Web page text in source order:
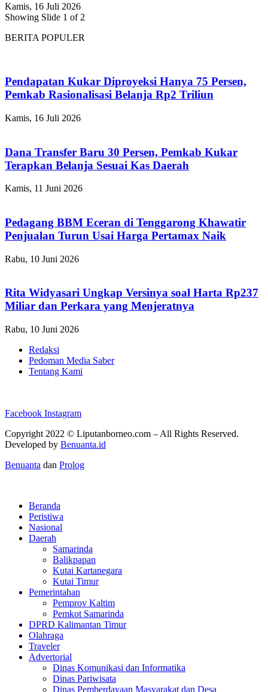
Kamis, 16 Juli 2026
Showing Slide 1 of 2
BERITA POPULER
Pendapatan Kukar Diproyeksi Hanya 75 Persen,
Pemkab Rasionalisasi Belanja Rp2 Triliun
Kamis, 16 Juli 2026
Dana Transfer Baru 30 Persen, Pemkab Kukar
Terapkan Belanja Sesuai Kas Daerah
Kamis, 11 Juni 2026
Pedagang BBM Eceran di Tenggarong Khawatir
Penjualan Turun Usai Harga Pertamax Naik
Rabu, 10 Juni 2026
Rita Widyasari Ungkap Versinya soal Harta Rp237
Miliar dan Perkara yang Menjeratnya
Rabu, 10 Juni 2026
Redaksi
Pedoman Media Saber
Tentang Kami
Facebook Instagram
Copyright 2022 © Liputanborneo.com – All Rights Reserved.
Developed by Benuanta.id
Benuanta dan Prolog
Beranda
Peristiwa
Nasional
Daerah
Samarinda
Balikpapan
Kutai Kartanegara
Kutai Timur
Pemerintahan
Pemprov Kaltim
Pemkot Samarinda
DPRD Kalimantan Timur
Olahraga
Traveler
Advertorial
Dinas Komunikasi dan Informatika
Dinas Pariwisata
Dinas Pemberdayaan Masyarakat dan Desa